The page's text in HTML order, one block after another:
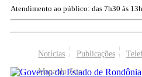
Atendimento ao público: das 7h30 às
Notícias Publicações
Mapa do Site